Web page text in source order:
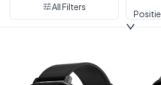
All Filters
Positie